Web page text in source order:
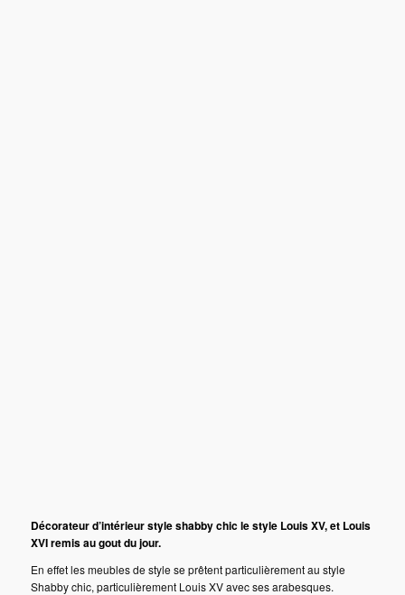
Décorateur d’intérieur style shabby chic le style Louis XV, et Louis
XVI remis au gout du jour.
En effet les meubles de style se prêtent particulièrement au style
Shabby chic, particulièrement Louis XV avec ses arabesques.